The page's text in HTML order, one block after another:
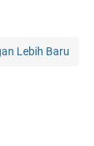
Lebih Baru